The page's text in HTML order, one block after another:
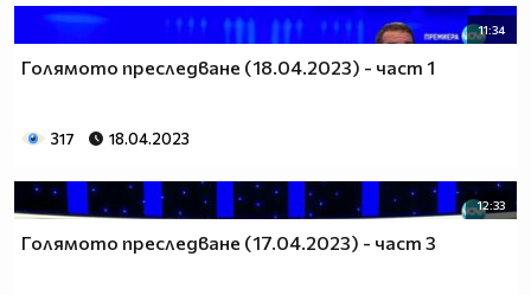
11:34
Голямото преследване (18.04.2023) - част 1
317 18.04.2023
12:33
Голямото преследване (17.04.2023) - част 3